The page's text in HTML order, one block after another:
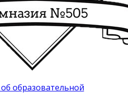
образовательной